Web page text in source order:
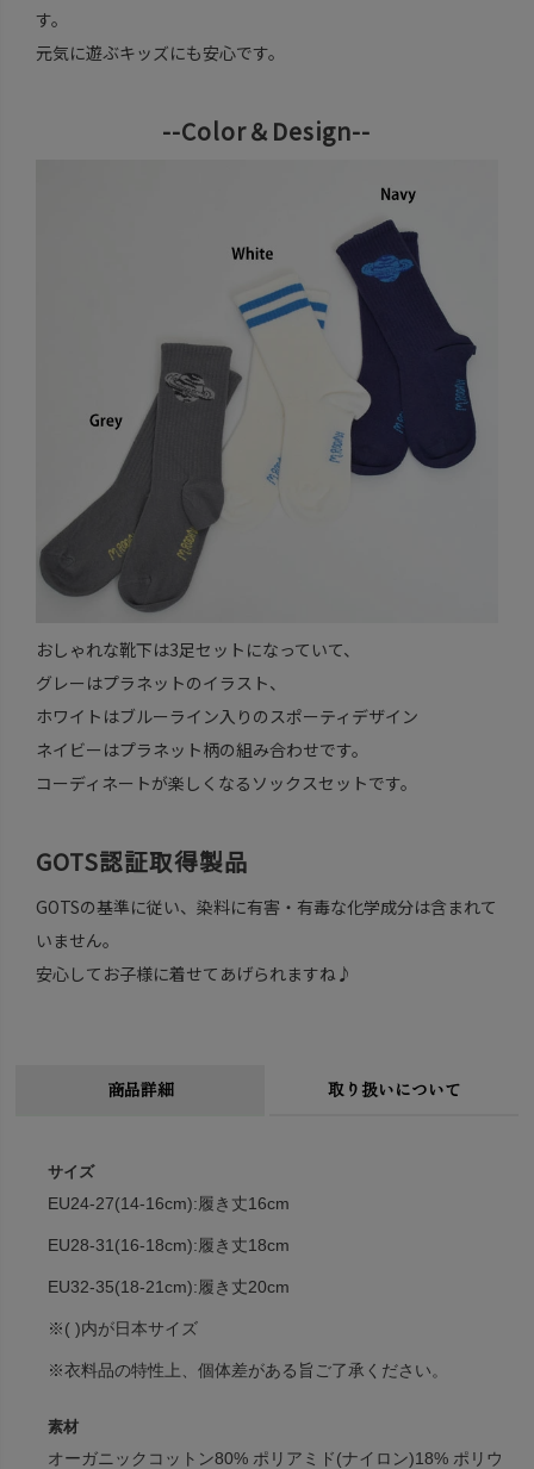
す。
元気に遊ぶキッズにも安心です。
--Color＆Design--
おしゃれな靴下は3足セットになっていて、
グレーはプラネットのイラスト、
ホワイトはブルーライン入りのスポーティデザイン
ネイビーはプラネット柄の組み合わせです。
コーディネートが楽しくなるソックスセットです。
GOTS認証取得製品
GOTSの基準に従い、染料に有害・有毒な化学成分は含まれて
いません。
安心してお子様に着せてあげられますね♪
商品詳細 取り扱いについて
サイズ
EU24-27(14-16cm):履き丈16cm
EU28-31(16-18cm):履き丈18cm
EU32-35(18-21cm):履き丈20cm
※( )内が日本サイズ
※衣料品の特性上、個体差がある旨ご了承ください。
素材
オーガニックコットン80% ポリアミド(ナイロン)18% ポリウ